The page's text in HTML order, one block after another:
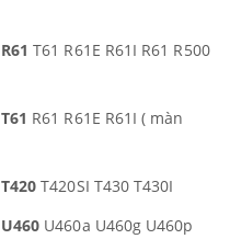
R61 T61 R61E R61I R61 R500
T61 R61 R61E R61I ( màn
T420 T420SI T430 T430I
U460 U460a U460g U460p